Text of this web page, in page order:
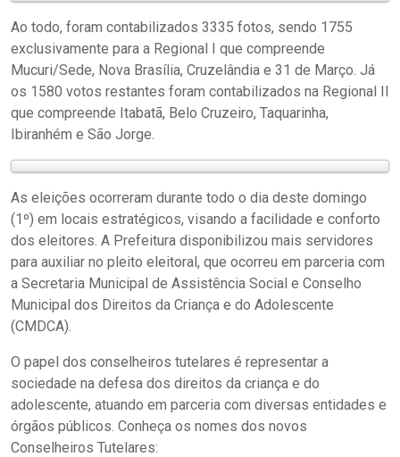
Ao todo, foram contabilizados 3335 fotos, sendo 1755
exclusivamente para a Regional I que compreende
Mucuri/Sede, Nova Brasília, Cruzelândia e 31 de Março. Já
os 1580 votos restantes foram contabilizados na Regional II
que compreende Itabatã, Belo Cruzeiro, Taquarinha,
Ibiranhém e São Jorge.
As eleições ocorreram durante todo o dia deste domingo
(1º) em locais estratégicos, visando a facilidade e conforto
dos eleitores. A Prefeitura disponibilizou mais servidores
para auxiliar no pleito eleitoral, que ocorreu em parceria com
a Secretaria Municipal de Assistência Social e Conselho
Municipal dos Direitos da Criança e do Adolescente
(CMDCA).
O papel dos conselheiros tutelares é representar a
sociedade na defesa dos direitos da criança e do
adolescente, atuando em parceria com diversas entidades e
órgãos públicos. Conheça os nomes dos novos
Conselheiros Tutelares: